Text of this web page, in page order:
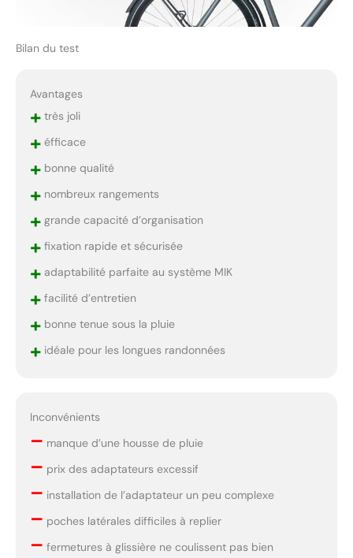
Bilan du test
Avantages
+très joli
+éfficace
+bonne qualité
+nombreux rangements
+grande capacité d’organisation
+fixation rapide et sécurisée
+adaptabilité parfaite au système MIK
+facilité d’entretien
+bonne tenue sous la pluie
+idéale pour les longues randonnées
Inconvénients
– manque d’une housse de pluie
– prix des adaptateurs excessif
– installation de l’adaptateur un peu complexe
– poches latérales difficiles à replier
– fermetures à glissière ne coulissent pas bien